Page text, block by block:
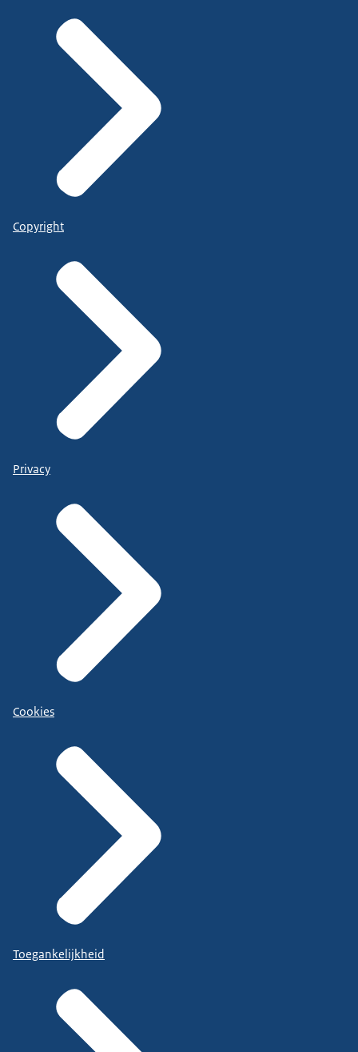
Copyright
Privacy
Cookies
Toegankelijkheid